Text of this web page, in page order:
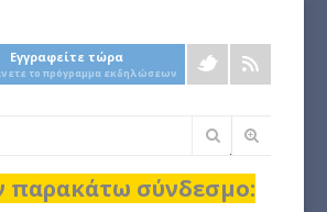
Εγγραφείτε τώρα
το πρόγραμμα εκδηλώσεων
Φόρμα
αναζήτησης
παρακάτω σύνδεσμο: